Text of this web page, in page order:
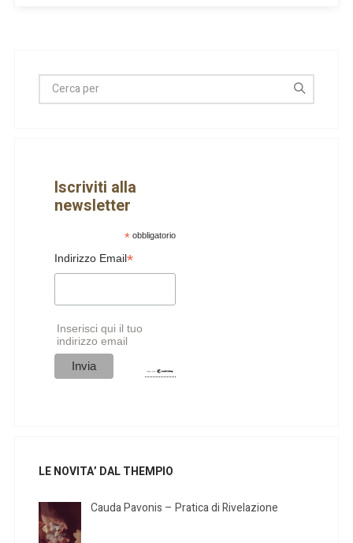
Iscriviti alla
newsletter
*obbligatorio
Indirizzo Email*
Inserisci qui il tuo
indirizzo email
LE NOVITA’ DAL THEMPIO
Cauda Pavonis – Pratica di Rivelazione